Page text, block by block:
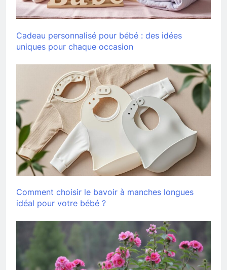
Cadeau personnalisé pour bébé : des idées
uniques pour chaque occasion
Comment choisir le bavoir à manches longues
idéal pour votre bébé ?